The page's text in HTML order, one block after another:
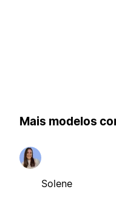
Mais modelos
Solene